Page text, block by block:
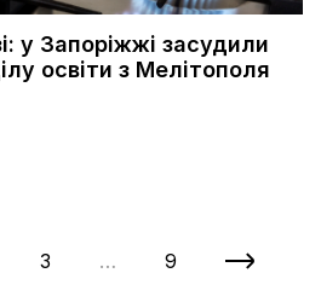
у Запоріжжі засудили
освіти з Мелітополя
3 … 9